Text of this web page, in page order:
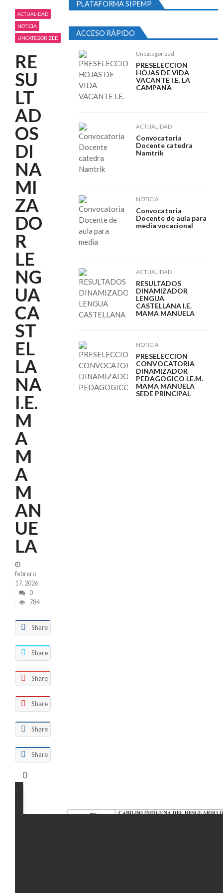
Recientes
Convocatoria Docente de aula para media
abril 15, 2026
RESULTADOS DINAMIZADOR LENGUA
febrero 17, 2026
PRESELECCION CONVOCATORIA
DINAMIZADOR PEDAGOGICO I.E.M. MAMA
MANUELA SEDE PRINCI...
febrero 6, 2026
ACTUALIDAD
NOTICIA
UNCATEGORIZED
RE
SU
LT
AD
OS
DI
NA
MI
ZA
DO
R
LE
NG
UA
CA
ST
EL
LA
NA
I.E.
M
A
M
A
M
AN
UE
LA
febrero
17, 2026
0
784
Share
Share
Share
Share
Share
Share
0
PLATAFORMA SIPEMP
ACCESO RÁPIDO
Uncategorized
PRESELECCION
HOJAS DE VIDA
VACANTE I.E. LA
CAMPANA
ACTUALIDAD
Convocatoria
Docente catedra
Namtrik
NOTICIA
Convocatoria
Docente de aula para
media vocacional
ACTUALIDAD
RESULTADOS
DINAMIZADOR
LENGUA
CASTELLANA I.E.
MAMA MANUELA
NOTICIA
PRESELECCION
CONVOCATORIA
DINAMIZADOR
PEDAGOGICO I.E.M.
MAMA MANUELA
SEDE PRINCIPAL